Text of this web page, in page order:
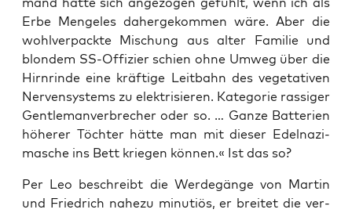
Erbe Men­ge­les daher­ge­kom­men wäre. Aber die
wohl­ver­pack­te Mischung aus alter Fami­lie und
blon­dem SS-Offi­zier schien ohne Umweg über die
Hirn­rin­de eine kräf­ti­ge Leit­bahn des vege­ta­ti­ven
Ner­ven­sys­tems zu elek­tri­sie­ren. Kate­go­rie ras­si­ger
Gen­tle­man­ver­bre­cher oder so. … Gan­ze Bat­te­rien
höhe­rer Töch­ter hät­te man mit die­ser Edel­na­zi­
ma­sche ins Bett krie­gen kön­nen.« Ist das so?
Per Leo beschreibt die Wer­de­gän­ge von Mar­tin
und Fried­rich nahe­zu minu­ti­ös, er brei­tet die ver­